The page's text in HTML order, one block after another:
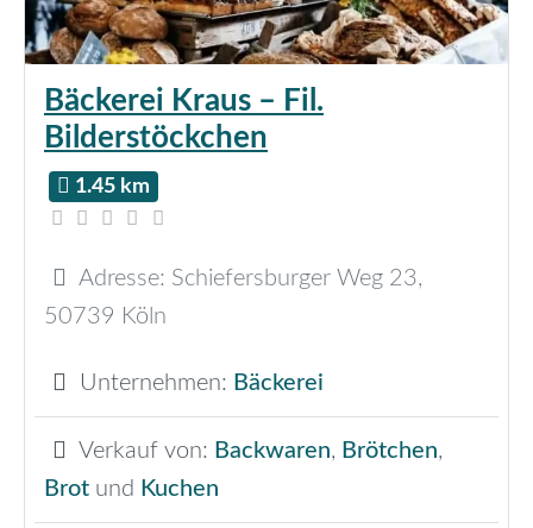
Bäckerei Kraus – Fil.
Bilderstöckchen
1.45 km
Adresse: Schiefersburger Weg 23,
50739 Köln
Unternehmen: Bäckerei
Verkauf von: Backwaren, Brötchen,
Brot und Kuchen